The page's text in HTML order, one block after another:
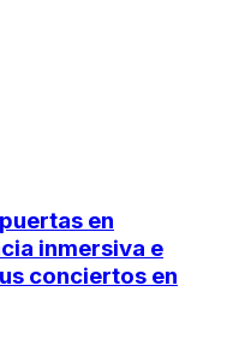
en
inmersiva e
conciertos en